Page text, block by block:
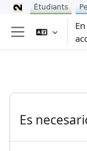
Salta al contenido
Panel lateral
Es
Étudiants